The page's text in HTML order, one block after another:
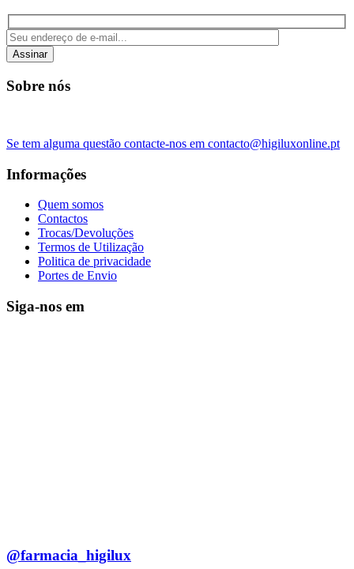
Assinar
Sobre nós
Se tem alguma questão contacte-nos em contacto@higiluxonline.pt
Informações
Quem somos
Contactos
Trocas/Devoluções
Termos de Utilização
Politica de privacidade
Portes de Envio
Siga-nos em
@farmacia_higilux